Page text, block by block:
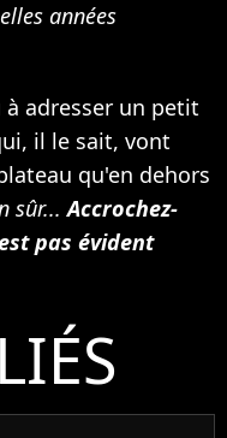
années
adresser un petit
il le sait, vont
qu'en dehors
sûr...Accrochez-
pas évident